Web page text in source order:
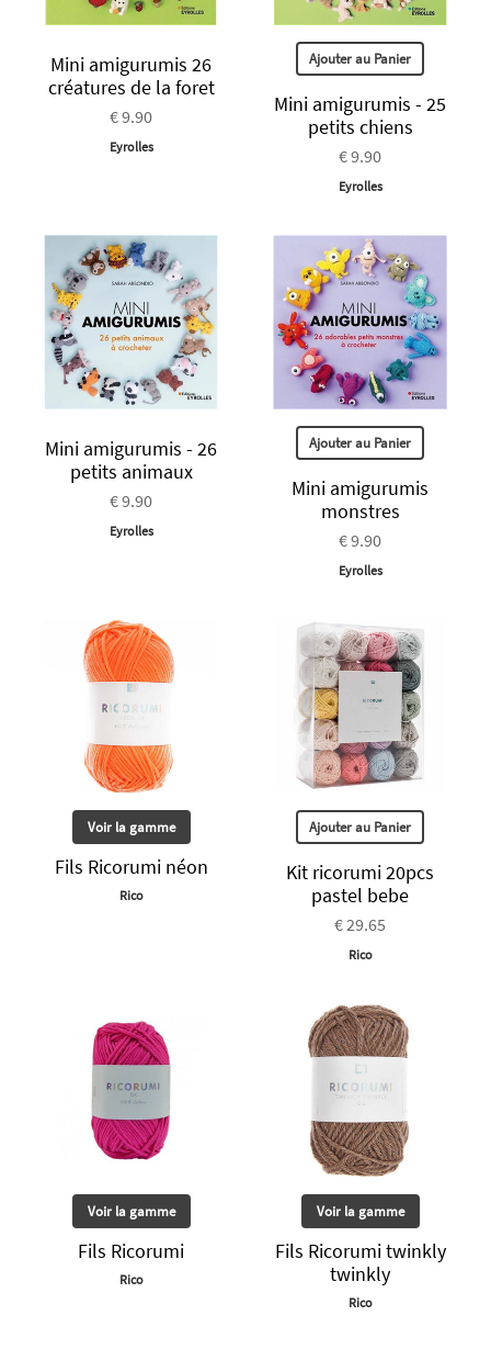
Mini amigurumis 26
créatures de la foret
€ 9.90
Eyrolles
Ajouter au Panier
Mini amigurumis - 25
petits chiens
€ 9.90
Eyrolles
Mini amigurumis - 26
petits animaux
€ 9.90
Eyrolles
Ajouter au Panier
Mini amigurumis
monstres
€ 9.90
Eyrolles
Voir la gamme
Fils Ricorumi néon
Rico
Ajouter au Panier
Kit ricorumi 20pcs
pastel bebe
€ 29.65
Rico
Voir la gamme
Fils Ricorumi
Rico
Voir la gamme
Fils Ricorumi twinkly
twinkly
Rico